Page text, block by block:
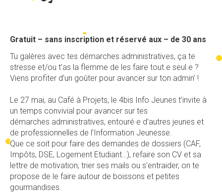
Gratuit – sans inscription et réservé aux – de 30 ans
Tu galères avec tes démarches administratives, ça te
stresse et/ou t’as la flemme de les faire tout.e seul.e ?
Viens profiter d’un goûter pour avancer sur ton admin’ !
Le 27 mai, au Café à Projets, le 4bis Info Jeunes t’invite à
un temps convivial pour avancer sur tes
démarches administratives, entouré·e d’autres jeunes et
de professionnelles de l’Information Jeunesse.
Que ce soit pour faire des demandes de dossiers (CAF,
Impôts, DSE, Logement Etudiant…), refaire son CV et sa
lettre de motivation, trier ses mails ou s’entraider, on te
propose de le faire autour de boissons et petites
gourmandises.